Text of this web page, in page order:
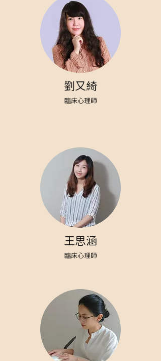
劉又綺
臨床心理師
王思涵
臨床心理師